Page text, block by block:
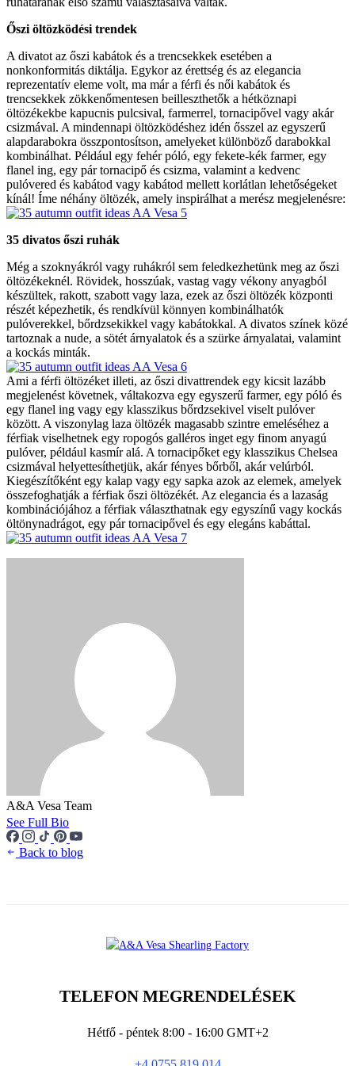
Őszi öltözködési trendek
A divatot az őszi kabátok és a trencsekkek esetében a
nonkonformitás diktálja. Egykor az érettség és az elegancia
reprezentatív eleme volt, ma már a férfi és női kabátok és
trencsekkek zökkenőmentesen beilleszthetők a hétköznapi
öltözékekbe kapucnis pulcsival, farmerrel, tornacipővel vagy akár
csizmával. A mindennapi öltözködéshez idén ősszel az egyszerű
alapdarabokra összpontosítson, amelyeket különböző darabokkal
kombinálhat. Például egy fehér póló, egy fekete-kék farmer, egy
flanel ing, egy pár tornacipő és csizma, valamint a kedvenc
pulóvered és kabátod vagy kabátod mellett korlátlan lehetőségeket
kínál! Íme néhány öltözék, amely inspirálhat a merész megjelenésre:
35 divatos őszi ruhák
Még a szoknyákról vagy ruhákról sem feledkezhetünk meg az őszi
öltözékeknél. Rövidek, hosszúak, vastag vagy vékony anyagból
készültek, rakott, szabott vagy laza, ezek az őszi öltözék központi
részét képezhetik, és rendkívül könnyen kombinálhatók
pulóverekkel, bőrdzsekikkel vagy kabátokkal. A divatos színek közé
tartoznak a nude, a sötét árnyalatok és a szürke árnyalatai, valamint
a kockás minták.
Ami a férfi öltözéket illeti, az őszi divattrendek egy kicsit lazább
megjelenést követnek, váltakozva egy egyszerű farmer, egy póló és
egy flanel ing vagy egy klasszikus bőrdzsekivel viselt pulóver
között. A viszonylag laza öltözék magasabb szintre emeléséhez a
férfiak viselhetnek egy ropogós galléros inget egy finom anyagú
pulóver, például kasmír alá. A tornacipőket egy klasszikus Chelsea
csizmával helyettesíthetjük, akár fényes bőrből, akár velúrból.
Kiegészítőként egy kalap vagy egy sapka azok az elemek, amelyek
összefoghatják a férfiak őszi öltözékét. Az elegancia és a lazaság
kombinációjához a férfiak választhatnak egy egyszínű vagy kockás
öltönynadrágot, egy pár tornacipővel és egy elegáns kabáttal.
A&A Vesa Team
See Full Bio
Back to blog
TELEFON MEGRENDELÉSEK
Hétfő - péntek 8:00 - 16:00 GMT+2